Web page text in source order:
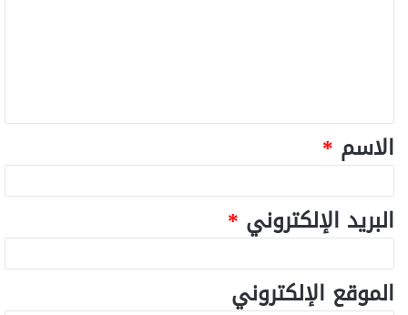
الاسم *
البريد الإلكتروني *
الموقع الإلكتروني